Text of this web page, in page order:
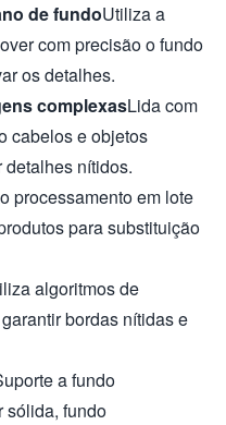
de fundoUtiliza a
com precisão o fundo
os detalhes.
complexasLida com
cabelos e objetos
nítidos.
processamento em lote
para substituição
algoritmos de
bordas nítidas e
a fundo
sólida, fundo